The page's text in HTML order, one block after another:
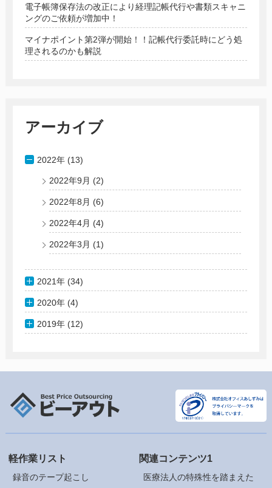
電子帳簿保存法の改正により経理記帳代行や書類スキャニ
ングのご依頼が増加中！
マイナポイント第2弾が開始！！記帳代行委託時にどう処
理されるのかも解説
アーカイブ
2022年 (13)
2022年9月 (2)
2022年8月 (6)
2022年4月 (4)
2022年3月 (1)
2021年 (34)
2020年 (4)
2019年 (12)
軽作業リスト
録音のテープ起こし
関連コンテンツ1
医療法人の特殊性を踏まえた